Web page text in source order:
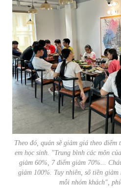
Theo đó, quán sẽ giảm giá theo
em học sinh. "Trung bình các môn
giảm 60%, 7 điểm giảm 70%...
giảm 100%. Tuy nhiên, số tiền
mỗi nhóm khách",